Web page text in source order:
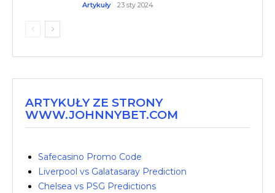
Artykuły 23 sty 2024
ARTYKUŁY ZE STRONY
WWW.JOHNNYBET.COM
Safecasino Promo Code
Liverpool vs Galatasaray Prediction
Chelsea vs PSG Predictions